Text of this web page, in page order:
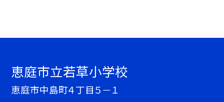
恵庭市立若草小学校
恵庭市中島町４丁目５－１